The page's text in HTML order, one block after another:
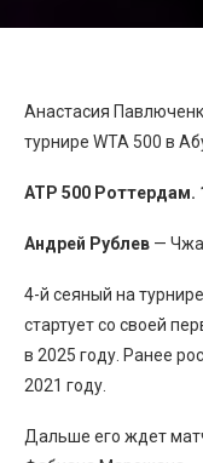
Анастасия
турнире WTA 500 в
ATP 500 Роттердам.
Андрей Рублев —
4-й сеяный на
стартует со своей
в 2025 году. Ранее
2021 году.
Дальше его ждет